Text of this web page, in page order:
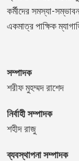
কর্মীদের সমস্যা-
একমাত্র পাক্ষিক
সম্পাদক
শরীফ মুহম্মদ রাশেদ
নির্বাহী সম্পাদক
শহীদ রাজু
ব্যবস্থাপনা সম্পাদক